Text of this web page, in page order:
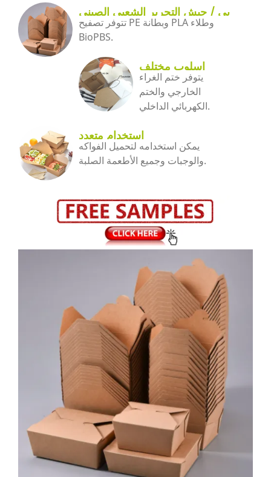
بي / جيش التحرير الشعبى الصينى
/ برنامج تلفزيوني
تتوفر تصفيح PE وبطانة PLA وطلاء
BioPBS.
اسلوب مختلف
يتوفر ختم الغراء
الخارجي والختم
الكهربائي الداخلي.
استخدام متعدد
يمكن استخدامه لتحميل الفواكه
والوجبات وجميع الأطعمة الصلبة.